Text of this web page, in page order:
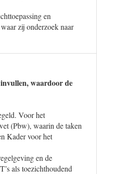
en
zij onderzoek naar
waardoor de
Voor het
(Pbw), waarin de taken
Kader voor het
en de
als toezichthoudend